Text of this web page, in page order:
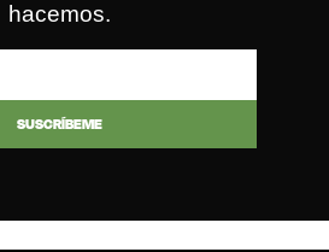
hacemos.
SUSCRÍBEME